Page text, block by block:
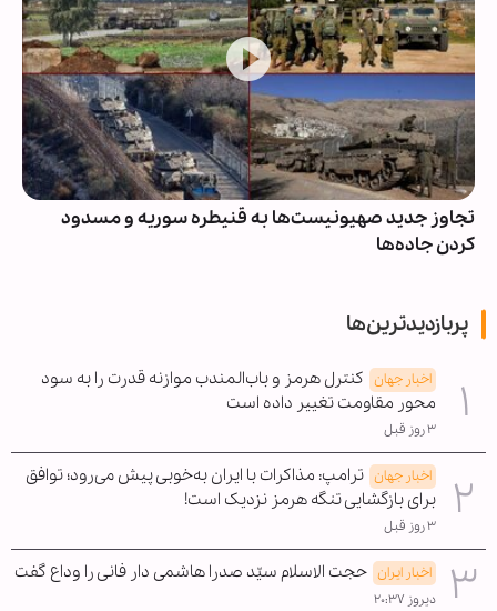
تجاوز جدید صهیونیست‌ها به قنیطره سوریه و مسدود
کردن جاده‌ها
پربازدیدترین‌ها
اخبار جهان کنترل هرمز و باب‌المندب موازنه قدرت را به سود
محور مقاومت تغییر داده است
۳ روز قبل
اخبار جهان ترامپ: مذاکرات با ایران به‌خوبی پیش می‌رود؛ توافق
برای بازگشایی تنگه هرمز نزدیک است!
۳ روز قبل
اخبار ایران حجت الاسلام سیّد صدرا هاشمی دار فانی را وداع گفت
دیروز ۲۰:۳۷